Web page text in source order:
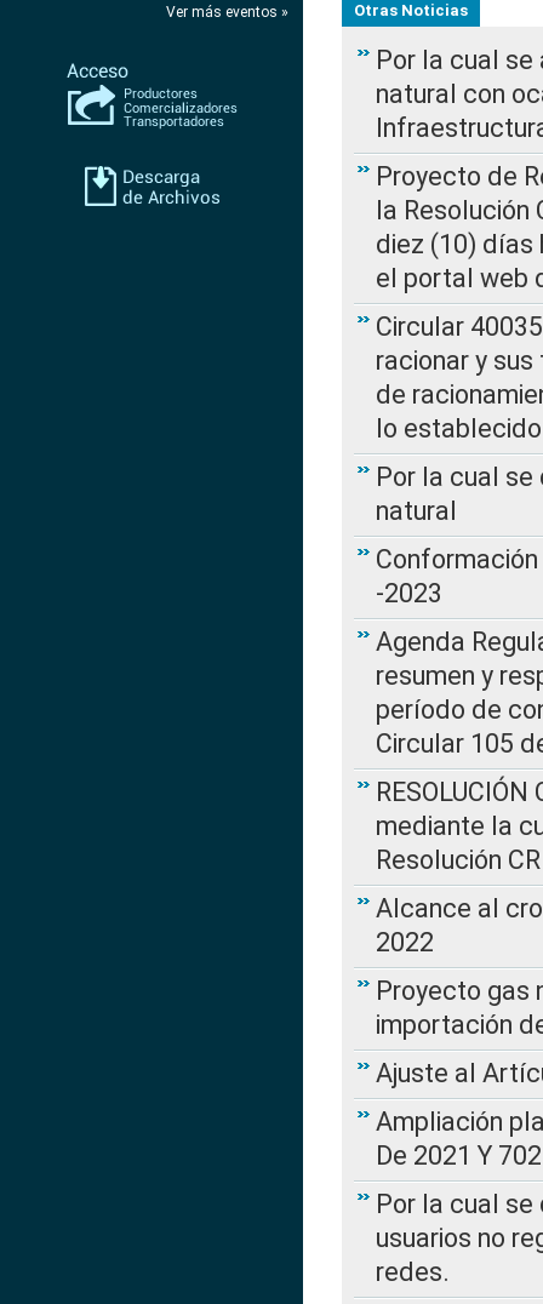
Ver más eventos » Otras Noticias
Por la cual
natural con
Proyecto de
la Resolución
diez (10) días
el portal web
Circular
racionar y
de
lo
Por la cual
natural
-2023
Agenda
resumen y
período de
Circular 105
mediante la
Resolución
Alcance al
2022
Proyecto gas
importación
Ajuste al
Ampliación
De 2021 Y
Por la cual
usuarios no
redes.